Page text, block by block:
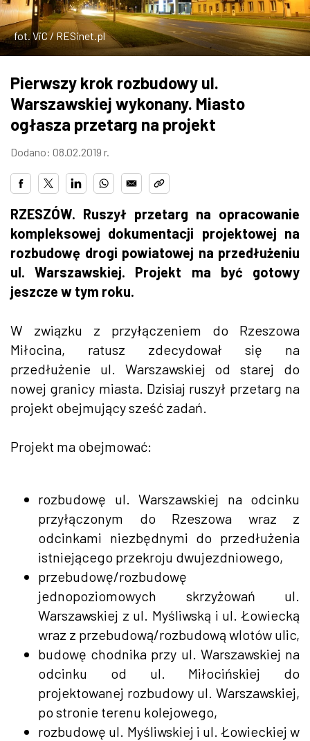
ZDJĘCIA
W RZESZOWIE
fot. ViC / RESinet.pl
Pierwszy krok rozbudowy ul.
Warszawskiej wykonany. Miasto
ogłasza przetarg na projekt
Dodano: 08.02.2019 r.
RZESZÓW. Ruszył przetarg na opracowanie
kompleksowej dokumentacji projektowej na
rozbudowę drogi powiatowej na przedłużeniu
ul. Warszawskiej. Projekt ma być gotowy
jeszcze w tym roku.
W związku z przyłączeniem do Rzeszowa
Miłocina, ratusz zdecydował się na
przedłużenie ul. Warszawskiej od starej do
nowej granicy miasta. Dzisiaj ruszył przetarg na
projekt obejmujący sześć zadań.
Projekt ma obejmować:
rozbudowę ul. Warszawskiej na odcinku
przyłączonym do Rzeszowa wraz z
odcinkami niezbędnymi do przedłużenia
istniejącego przekroju dwujezdniowego,
przebudowę/rozbudowę
jednopoziomowych skrzyżowań ul.
Warszawskiej z ul. Myśliwską i ul. Łowiecką
wraz z przebudową/rozbudową wlotów ulic,
budowę chodnika przy ul. Warszawskiej na
odcinku od ul. Miłocińskiej do
projektowanej rozbudowy ul. Warszawskiej,
po stronie terenu kolejowego,
rozbudowę ul. Myśliwskiej i ul. Łowieckiej w